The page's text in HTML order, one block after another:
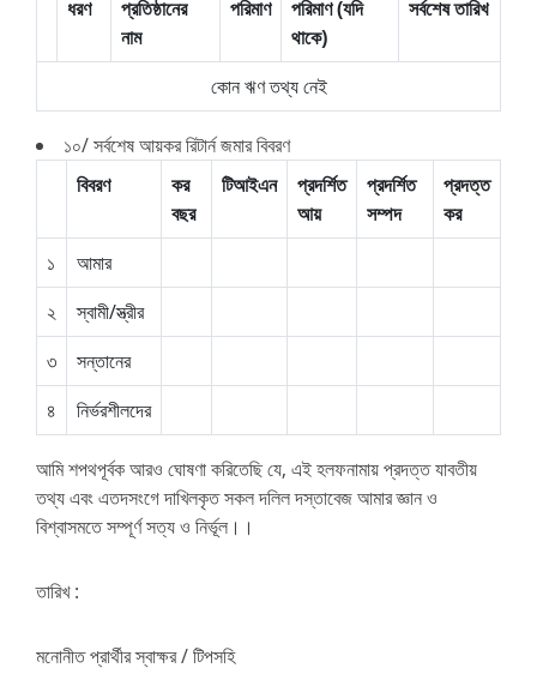
ধরণ
প্রতিষ্ঠানের
নাম
পরিমাণ
পরিমাণ (যদি
থাকে)
সর্বশেষ তারিখ
কোন ঋণ তথ্য নেই
১০/ সর্বশেষ আয়কর রিটার্ন জমার বিবরণ
বিবরণ
কর
বছর
টিআইএন
প্রদর্শিত
আয়
প্রদর্শিত
সম্পদ
প্রদত্ত
কর
১
আমার
২
স্বামী/স্ত্রীর
৩
সন্তানের
৪
নির্ভরশীলদের
আমি শপথপূর্বক আরও ঘোষণা করিতেছি যে, এই হলফনামায় প্রদত্ত যাবতীয়
তথ্য এবং এতদসংগে দাখিলকৃত সকল দলিল দস্তাবেজ আমার জ্ঞান ও
বিশ্বাসমতে সম্পূর্ণ সত্য ও নির্ভূল।।
তারিখ :
মনোনীত প্রার্থীর স্বাক্ষর / টিপসহি